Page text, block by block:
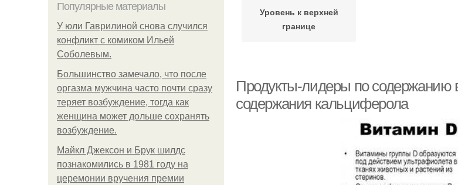
Популярные материалы
У юли Гаврилиной снова случился
конфликт с комиком Ильей
Соболевым.
Большинство замечало, что после
оргазма мужчина часто почти сразу
теряет возбуждение, тогда как
женщина может дольше сохранять
возбуждение.
Майкл Джексон и Брук шилдс
познакомились в 1981 году на
церемонии вручения премии
Уровень к верхней
границе
Продукты-лидеры по содержанию
содержания кальциферола